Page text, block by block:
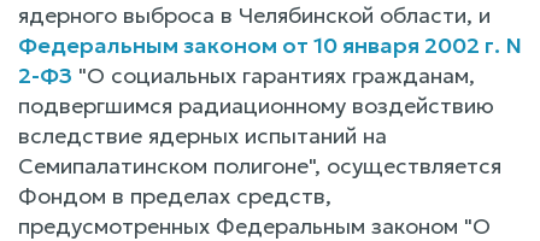
ядерного выброса в Челябинской области, и
Федеральным законом от 10 января 2002 г. N
2-ФЗ "О социальных гарантиях гражданам,
подвергшимся радиационному воздействию
вследствие ядерных испытаний на
Семипалатинском полигоне", осуществляется
Фондом в пределах средств,
предусмотренных Федеральным законом "О